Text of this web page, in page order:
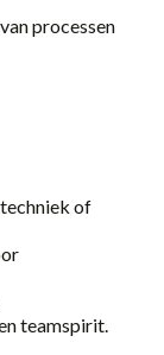
processen
of
teamspirit.